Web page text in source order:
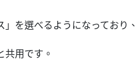
を選べるようになっており、
共用です。